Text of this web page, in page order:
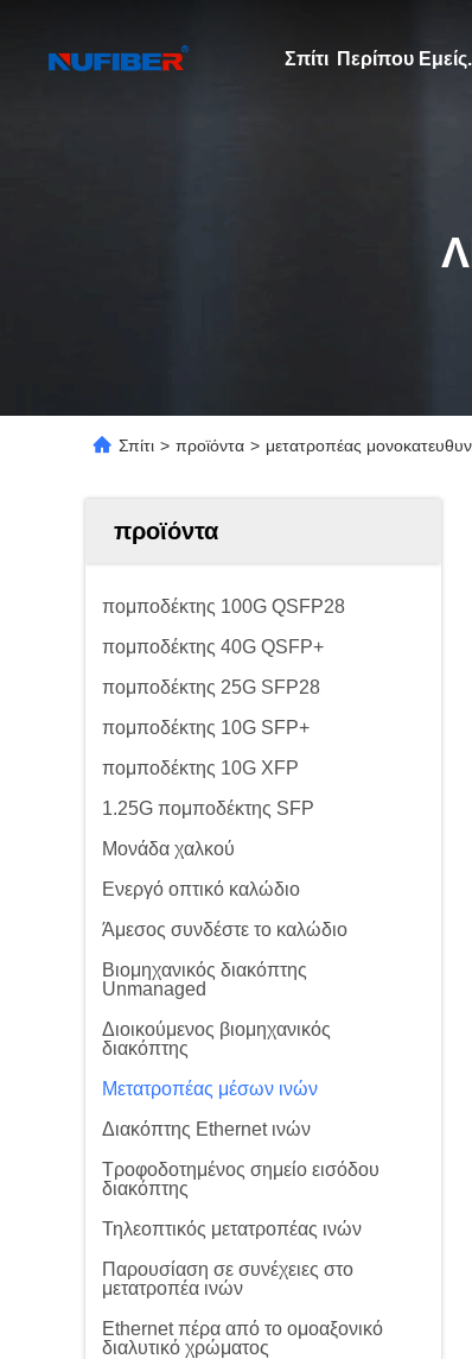
Σπίτι Περίπου Εμείς.
Σπίτι > προϊόντα > μετατροπέας
προϊόντα
πομποδέκτης 100G QSFP28
πομποδέκτης 40G QSFP+
πομποδέκτης 25G SFP28
πομποδέκτης 10G SFP+
πομποδέκτης 10G XFP
1.25G πομποδέκτης SFP
Μονάδα χαλκού
Ενεργό οπτικό καλώδιο
Άμεσος συνδέστε το καλώδιο
Βιομηχανικός διακόπτης
Unmanaged
Διοικούμενος βιομηχανικός
διακόπτης
Μετατροπέας μέσων ινών
Διακόπτης Ethernet ινών
Τροφοδοτημένος σημείο εισόδου
διακόπτης
Τηλεοπτικός μετατροπέας ινών
Παρουσίαση σε συνέχειες στο
μετατροπέα ινών
Ethernet πέρα από το ομοαξονικό
διαλυτικό χρώματος